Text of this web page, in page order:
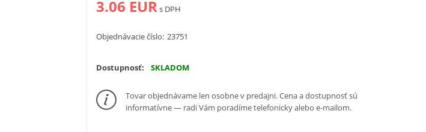
3.06 EURs DPH
Objednávacie číslo: 23751
Dostupnosť: SKLADOM
Tovar objednávame len osobne v predajni. Cena a dostupnosť sú
informatívne — radi Vám poradíme telefonicky alebo e-mailom.